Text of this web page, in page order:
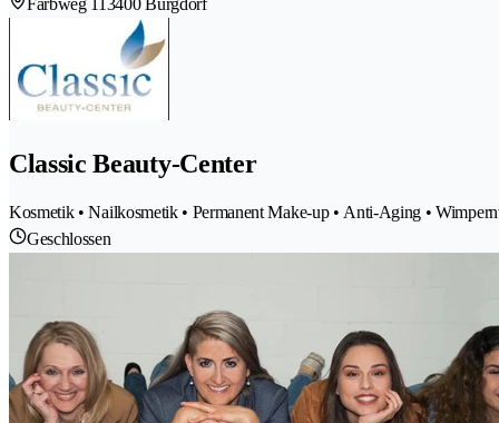
Farbweg 113400 Burgdorf
Classic Beauty-Center
Kosmetik • Nailkosmetik • Permanent Make-up • Anti-Aging •
Geschlossen